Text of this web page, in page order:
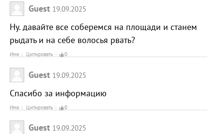
Guest 19.09.2025
Ну. давайте все соберемся на площади и станем
рыдать и на себе волосья рвать?
Имя Цитировать 0
Guest 19.09.2025
Спасибо за информацию
Имя Цитировать 0
Guest 19.09.2025